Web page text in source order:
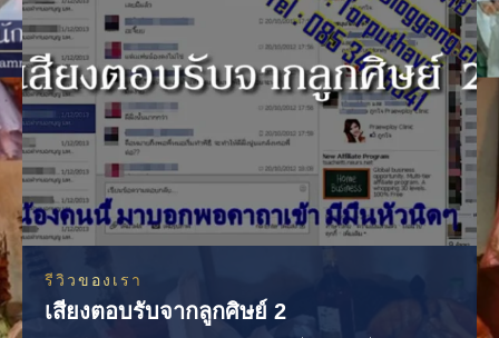
รีวิวของเรา
เสียงตอบรับจากลูกศิษย์ 2